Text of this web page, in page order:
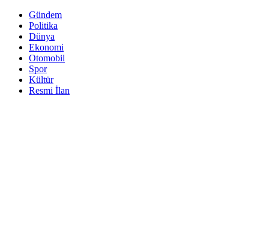
Gündem
Politika
Dünya
Ekonomi
Otomobil
Spor
Kültür
Resmi İlan